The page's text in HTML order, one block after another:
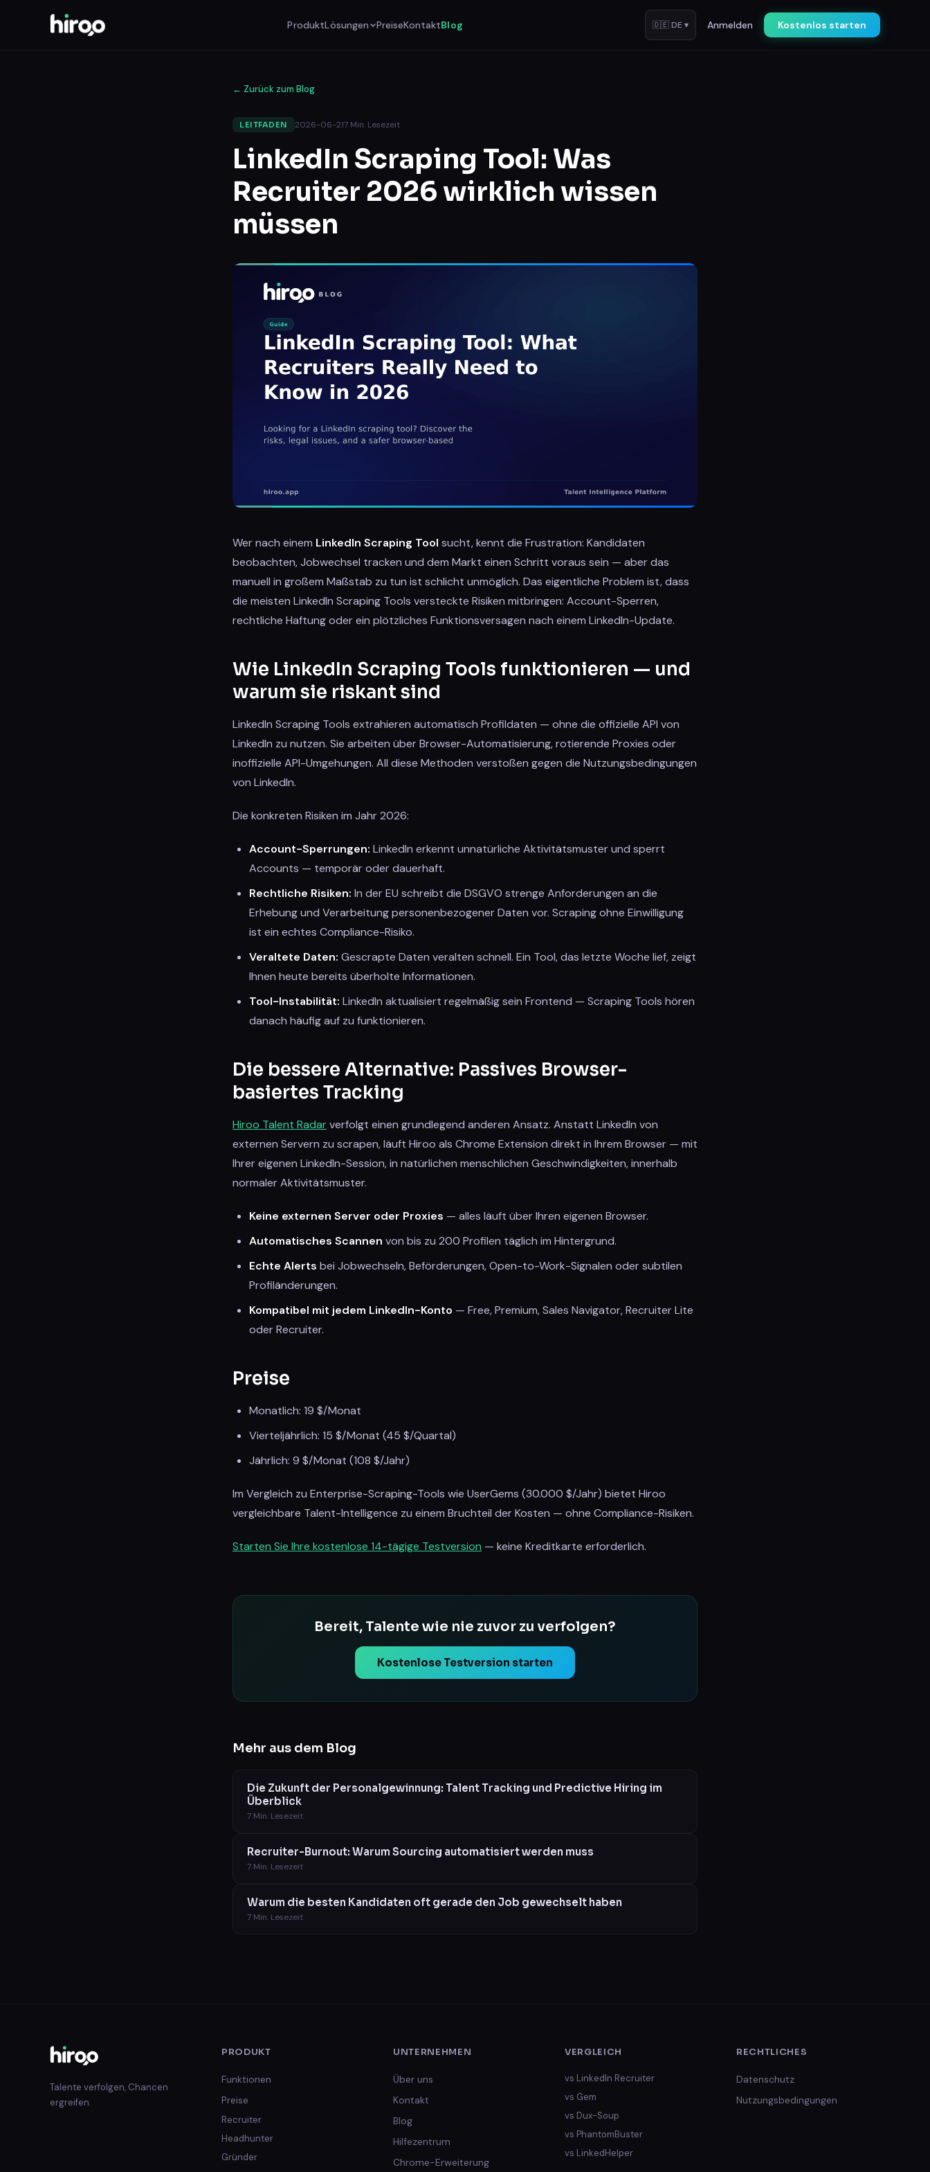
ProduktLösungen PreiseKontaktBlog 🇩🇪DE ▾ Anmelden Kostenlos starten
← Zurück zum Blog
LEITFADEN 2026-06-217 Min. Lesezeit
LinkedIn Scraping Tool: Was
Recruiter 2026 wirklich wissen
müssen
Wer nach einem LinkedIn Scraping Tool sucht, kennt die Frustration: Kandidaten
beobachten, Jobwechsel tracken und dem Markt einen Schritt voraus sein — aber das
manuell in großem Maßstab zu tun ist schlicht unmöglich. Das eigentliche Problem ist, dass
die meisten LinkedIn Scraping Tools versteckte Risiken mitbringen: Account-Sperren,
rechtliche Haftung oder ein plötzliches Funktionsversagen nach einem LinkedIn-Update.
Wie LinkedIn Scraping Tools funktionieren — und
warum sie riskant sind
LinkedIn Scraping Tools extrahieren automatisch Profildaten — ohne die offizielle API von
LinkedIn zu nutzen. Sie arbeiten über Browser-Automatisierung, rotierende Proxies oder
inoffizielle API-Umgehungen. All diese Methoden verstoßen gegen die Nutzungsbedingungen
von LinkedIn.
Die konkreten Risiken im Jahr 2026:
Account-Sperrungen: LinkedIn erkennt unnatürliche Aktivitätsmuster und sperrt
Accounts — temporär oder dauerhaft.
Rechtliche Risiken: In der EU schreibt die DSGVO strenge Anforderungen an die
Erhebung und Verarbeitung personenbezogener Daten vor. Scraping ohne Einwilligung
ist ein echtes Compliance-Risiko.
Veraltete Daten: Gescrapte Daten veralten schnell. Ein Tool, das letzte Woche lief, zeigt
Ihnen heute bereits überholte Informationen.
Tool-Instabilität: LinkedIn aktualisiert regelmäßig sein Frontend — Scraping Tools hören
danach häufig auf zu funktionieren.
Die bessere Alternative: Passives Browser-
basiertes Tracking
Hiroo Talent Radarverfolgt einen grundlegend anderen Ansatz. Anstatt LinkedIn von
externen Servern zu scrapen, läuft Hiroo als Chrome Extension direkt in Ihrem Browser — mit
Ihrer eigenen LinkedIn-Session, in natürlichen menschlichen Geschwindigkeiten, innerhalb
normaler Aktivitätsmuster.
Keine externen Server oder Proxies — alles läuft über Ihren eigenen Browser.
Automatisches Scannen von bis zu 200 Profilen täglich im Hintergrund.
Echte Alerts bei Jobwechseln, Beförderungen, Open-to-Work-Signalen oder subtilen
Profiländerungen.
Kompatibel mit jedem LinkedIn-Konto — Free, Premium, Sales Navigator, Recruiter Lite
oder Recruiter.
Preise
Monatlich: 19 $/Monat
Vierteljährlich: 15 $/Monat (45 $/Quartal)
Jährlich: 9 $/Monat (108 $/Jahr)
Im Vergleich zu Enterprise-Scraping-Tools wie UserGems (30.000 $/Jahr) bietet Hiroo
vergleichbare Talent-Intelligence zu einem Bruchteil der Kosten — ohne Compliance-Risiken.
Starten Sie Ihre kostenlose 14-tägige Testversion — keine Kreditkarte erforderlich.
Bereit, Talente wie nie zuvor zu verfolgen?
Kostenlose Testversion starten
Mehr aus dem Blog
Die Zukunft der Personalgewinnung: Talent Tracking und Predictive Hiring im
Überblick
7 Min. Lesezeit
Recruiter-Burnout: Warum Sourcing automatisiert werden muss
7 Min. Lesezeit
Warum die besten Kandidaten oft gerade den Job gewechselt haben
7 Min. Lesezeit
Talente verfolgen, Chancen
ergreifen.
PRODUKT
Funktionen
Preise
Recruiter
Headhunter
Gründer
UNTERNEHMEN
Über uns
Kontakt
Blog
Hilfezentrum
Chrome-Erweiterung
VERGLEICH
vs LinkedIn Recruiter
vs Gem
vs Dux-Soup
vs PhantomBuster
vs LinkedHelper
RECHTLICHES
Datenschutz
Nutzungsbedingungen